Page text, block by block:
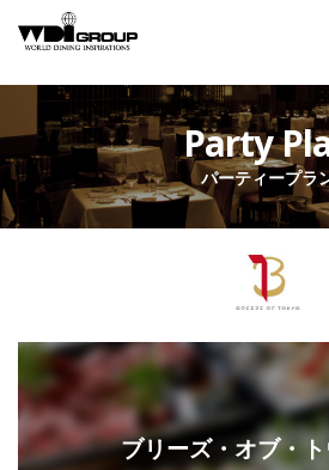
Home
About
Company
企業概要
Social Responsibility
社会貢献活動 サ
Party
パーティープラ
ブリーズ・オブ・